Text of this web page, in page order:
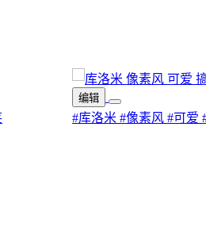
编辑
#库洛米 #像素风 #可爱